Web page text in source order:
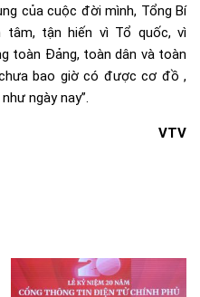
của cuộc đời mình, Tổng Bí
tâm, tận hiến vì Tổ quốc, vì
toàn Đảng, toàn dân và toàn
bao giờ có được cơ đồ ,
ngày nay”.
VTV